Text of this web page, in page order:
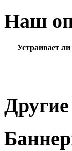
Наш
Устраивает